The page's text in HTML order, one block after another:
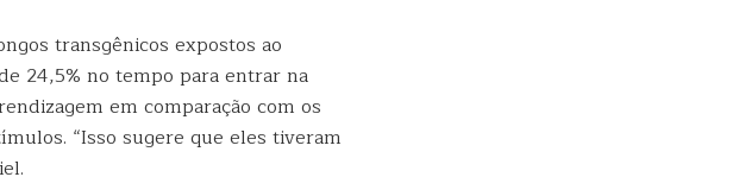
transgênicos expostos ao
24,5% no tempo para entrar na
em comparação com os
“Isso sugere que eles tiveram